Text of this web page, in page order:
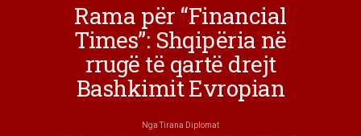
Rama për “Financial
Times”: Shqipëria në
rrugë të qartë drejt
Bashkimit Evropian
Nga Tirana Diplomat